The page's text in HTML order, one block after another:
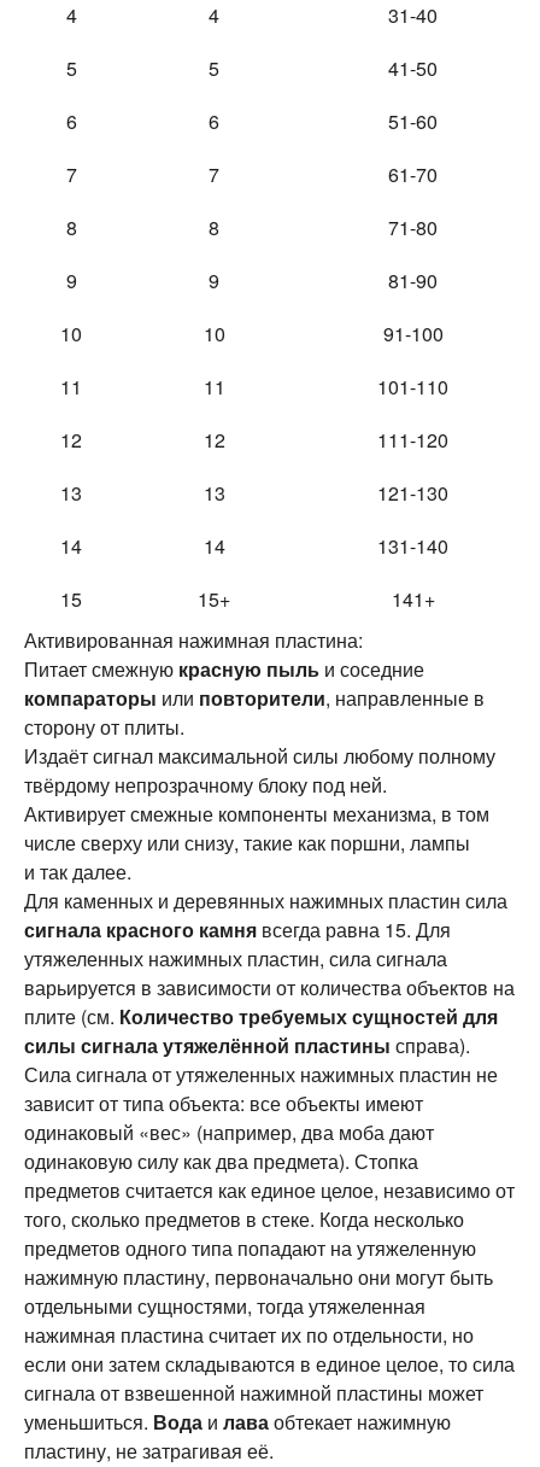
4 4
31-40
5
5
41-50
6
6
51-60
7
7
61-70
8
8
71-80
9
9
81-90
10
10
91-100
11
11
101-110
12
12
111-120
13
13
121-130
14
14
131-140
15
15+
141+
Активированная нажимная пластина:
Питает смежную красную пыль и соседние
компараторы или повторители, направленные в
сторону от плиты.
Издаёт сигнал максимальной силы любому полному
твёрдому непрозрачному блоку под ней.
Активирует смежные компоненты механизма, в том
числе сверху или снизу, такие как поршни, лампы
и так далее.
Для каменных и деревянных нажимных пластин сила
сигнала красного камня всегда равна 15. Для
утяжеленных нажимных пластин, сила сигнала
варьируется в зависимости от количества объектов на
плите (см. Количество требуемых сущностей для
силы сигнала утяжелённой пластины справа).
Сила сигнала от утяжеленных нажимных пластин не
зависит от типа объекта: все объекты имеют
одинаковый «вес» (например, два моба дают
одинаковую силу как два предмета). Стопка
предметов считается как единое целое, независимо от
того, сколько предметов в стеке. Когда несколько
предметов одного типа попадают на утяжеленную
нажимную пластину, первоначально они могут быть
отдельными сущностями, тогда утяжеленная
нажимная пластина считает их по отдельности, но
если они затем складываются в единое целое, то сила
сигнала от взвешенной нажимной пластины может
уменьшиться. Вода и лаваобтекает нажимную
пластину, не затрагивая её.